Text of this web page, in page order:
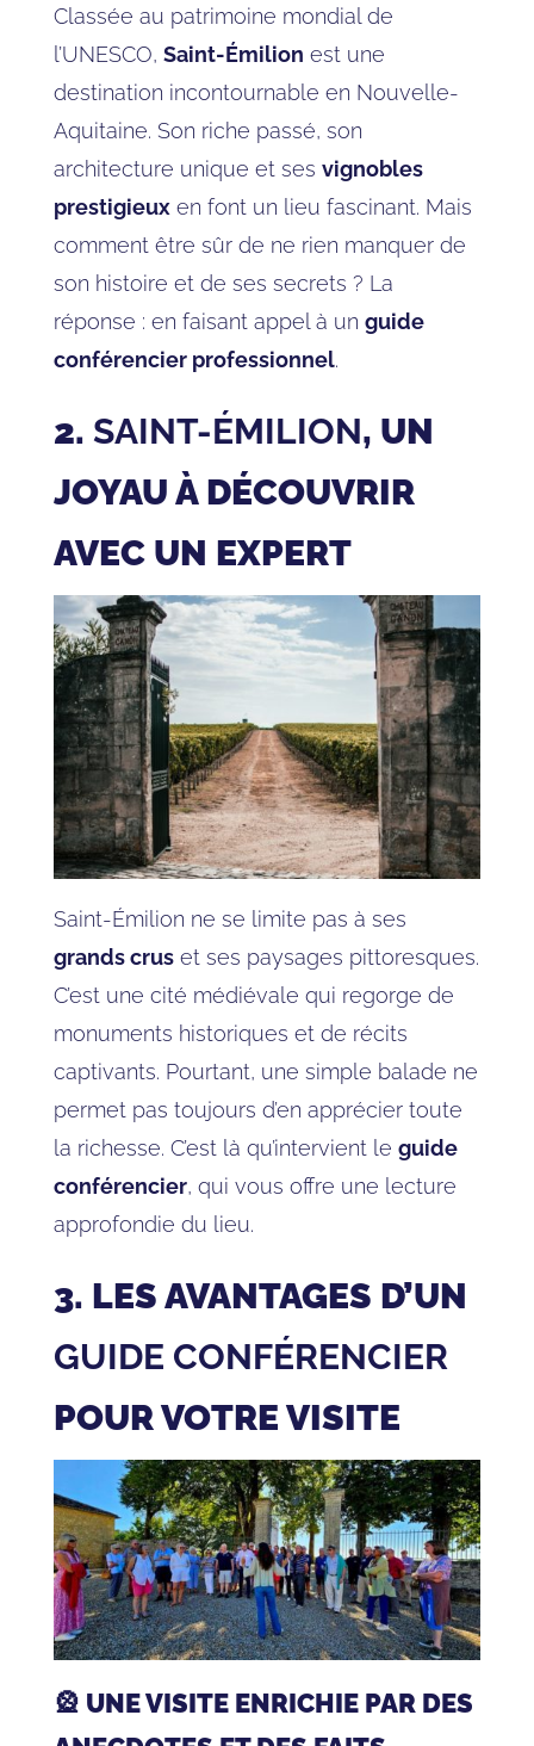
Classée au patrimoine mondial de
l’UNESCO, Saint-Émilion est une
destination incontournable en Nouvelle-
Aquitaine. Son riche passé, son
architecture unique et ses vignobles
prestigieuxen font un lieu fascinant. Mais
comment être sûr de ne rien manquer de
son histoire et de ses secrets ? La
réponse : en faisant appel à un guide
conférencier professionnel.
2. SAINT-ÉMILION, UN
JOYAU À DÉCOUVRIR
AVEC UN EXPERT
Saint-Émilion ne se limite pas à ses
grands cruset ses paysages pittoresques.
C’est une cité médiévale qui regorge de
monuments historiques et de récits
captivants. Pourtant, une simple balade ne
permet pas toujours d’en apprécier toute
la richesse. C’est là qu’intervient le guide
conférencier, qui vous offre une lecture
approfondie du lieu.
3. LES AVANTAGES D’UN
GUIDE CONFÉRENCIER
POUR VOTRE VISITE
🎡 UNE VISITE ENRICHIE PAR DES